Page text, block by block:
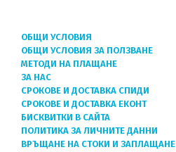
ОБЩИ УСЛОВИЯ
ОБЩИ УСЛОВИЯ ЗА ПОЛЗВАНЕ
МЕТОДИ НА ПЛАЩАНЕ
ЗА НАС
СРОКОВЕ И ДОСТАВКА СПИДИ
СРОКОВЕ И ДОСТАВКА ЕКОНТ
БИСКВИТКИ В САЙТА
ПОЛИТИКА ЗА ЛИЧНИТЕ ДАННИ
ВРЪЩАНЕ НА СТОКИ И ЗАПЛАЩАНЕ